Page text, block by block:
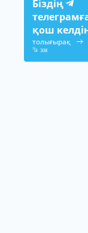
Біздің
қош
толығырақ
308